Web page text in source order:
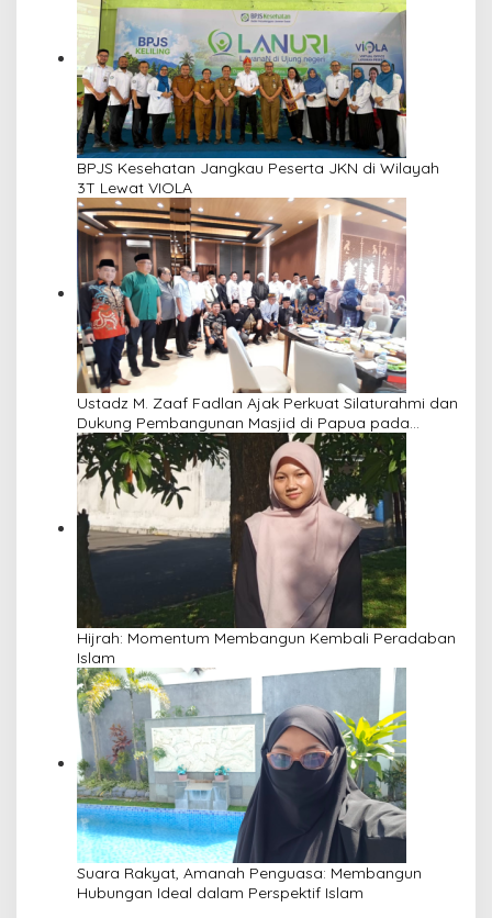
BPJS Kesehatan Jangkau Peserta JKN di Wilayah
3T Lewat VIOLA
Ustadz M. Zaaf Fadlan Ajak Perkuat Silaturahmi dan
Dukung Pembangunan Masjid di Papua pada
Pengajian Yayasan Alimbas Insan Cita
Hijrah: Momentum Membangun Kembali Peradaban
Islam
Suara Rakyat, Amanah Penguasa: Membangun
Hubungan Ideal dalam Perspektif Islam